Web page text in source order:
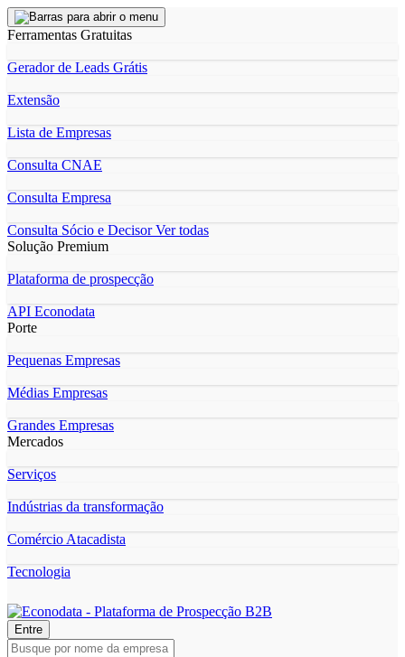
Ferramentas Gratuitas
Gerador de Leads Grátis
Extensão
Lista de Empresas
Consulta CNAE
Consulta Empresa
Consulta Sócio e DecisorVer todas
Solução Premium
Plataforma de prospecção
API Econodata
Porte
Pequenas Empresas
Médias Empresas
Grandes Empresas
Mercados
Serviços
Indústrias da transformação
Comércio Atacadista
Tecnologia
Entre